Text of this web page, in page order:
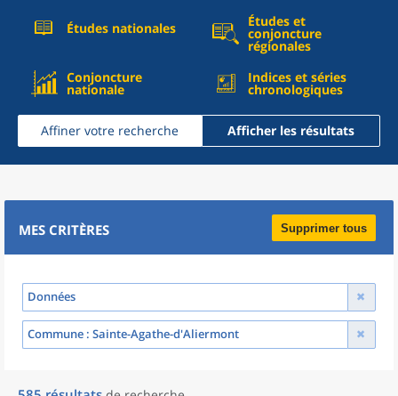
Études nationales Études et
conjoncture
régionales
Conjoncture
nationale
Indices et séries
chronologiques
Affiner votre recherche Afficher les résultats
MES CRITÈRES Supprimer tous
Données
Commune : Sainte-Agathe-d'Aliermont